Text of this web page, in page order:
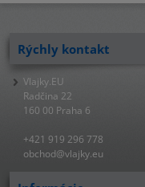
Rýchly kontakt
Vlajky.EU
Radčina 22
160 00 Praha 6
+421 919 296 778
obchod@vlajky.eu